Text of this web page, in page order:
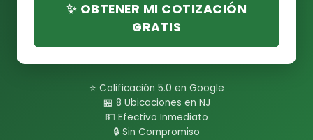
✨ OBTENER MI COTIZACIÓN
GRATIS
⭐ Calificación 5.0 en Google
🏪 8 Ubicaciones en NJ
💵 Efectivo Inmediato
🔒 Sin Compromiso